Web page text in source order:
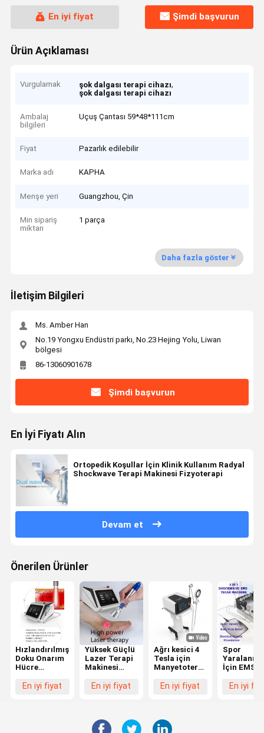
En iyi fiyat Şimdi başvurun
Ürün Açıklaması
Vurgulamak şok dalgası terapi cihazı,
şok dalgası terapi cihazı
Ambalaj
bilgileri
Uçuş Çantası 59*48*111cm
Fiyat Pazarlık edilebilir
Marka adı KAPHA
Menşe yeri Guangzhou, Çin
Min sipariş
miktarı
1 parça
Daha fazla göster
İletişim Bilgileri
Ms. Amber Han
No.19 Yongxu Endüstri parkı, No.23 Hejing Yolu, Liwan
bölgesi
86-13060901678
Şimdi başvurun
En İyi Fiyatı Alın
Ortopedik Koşullar İçin Klinik Kullanım Radyal
Shockwave Terapi Makinesi Fizyoterapi
Devam et
Önerilen Ürünler
Hızlandırılmış
Doku Onarım
Hücre
80Ms Fiber
En iyi fiyat
Yüksek Güçlü
Lazer Terapi
Makinesi
Derin
Kasları
Rahatlatır
En iyi fiyat
Ağrı kesici 4
Tesla için
Manyetoterapi
Fizyoterapi
En iyi fiyat
Spor
İçin EMS
Tecar
En iyi